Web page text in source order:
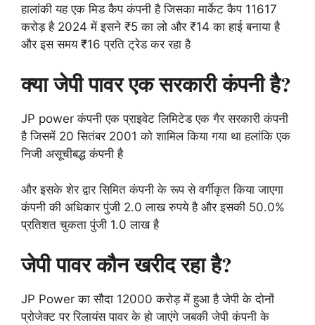
हालांकी यह एक मिड कैप कंपनी है जिसका मार्केट कैप 11617
करोड़ है 2024 में इसने ₹5 का लो और ₹14 का हाई बनाया है
और इस समय ₹16 प्रति ट्रेड कर रहा है
क्या जेपी पावर एक सरकारी कंपनी है?
JP power कंपनी एक प्राइवेट लिमिटेड एक गैर सरकारी कंपनी
है जिसमें 20 सितंबर 2001 को शामिल किया गया था हलांकि एक
निजी असूचीबद्ध कंपनी है
और इसके शेर द्वार सिमित कंपनी के रूप से वर्गीकृत किया जाएगा
कंपनी की अधिकार पुंजी 2.0 लाख रुपये है और इसकी 50.0%
प्रतिशत चुकता पुंजी 1.0 लाख है
जेपी पावर कौन खरीद रहा है?
JP Power का सौदा 12000 करोड़ में हुआ है जेपी के दोनों
प्रोजेक्ट पर रिलायंस पावर के हो जाएंगे जबकी जेपी कंपनी के